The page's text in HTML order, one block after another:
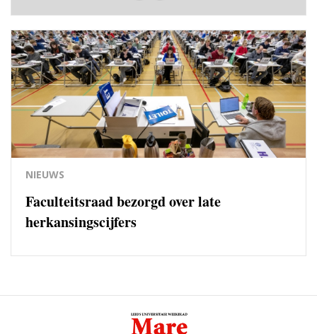
NIEUWS
Faculteitsraad bezorgd over late
herkansingscijfers